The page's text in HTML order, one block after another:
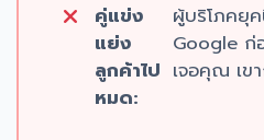
คู่แข่ง
แย่ง
ลูกค้าไป
หมด:
ผู้บริโภคยุ
Google ก่
เจอคุณ เข